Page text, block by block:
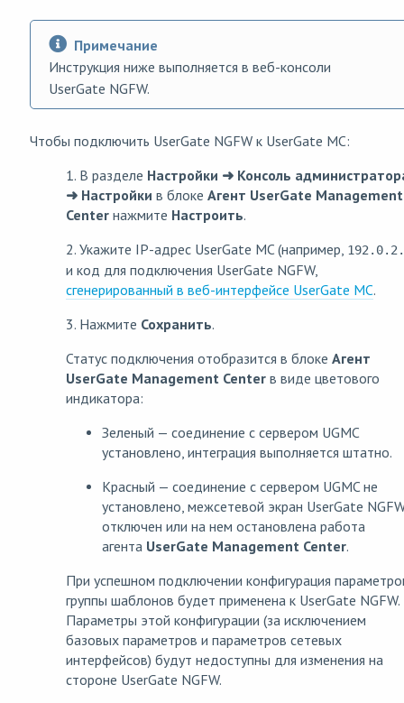
Примечание
Инструкция ниже выполняется в веб-консоли
UserGate NGFW.
Чтобы подключить UserGate NGFW к UserGate MC:
1. В разделе Настройки ➜ Консоль
➜ Настройки в блоке Агент UserGate Management
Center нажмите Настроить.
2. Укажите IP-адрес UserGate MC (например,
и код для подключения UserGate NGFW,
сгенерированный в веб-интерфейсе UserGate MC.
3. Нажмите Сохранить.
Статус подключения отобразится в блоке Агент
UserGate Management Center в виде цветового
индикатора:
Зеленый — соединение с сервером UGMC
установлено, интеграция выполняется штатно.
Красный — соединение с сервером UGMC не
установлено, межсетевой экран UserGate
отключен или на нем остановлена работа
агента UserGate Management Center.
При успешном подключении конфигурация
группы шаблонов будет применена к UserGate NGFW.
Параметры этой конфигурации (за исключением
базовых параметров и параметров сетевых
интерфейсов) будут недоступны для изменения на
стороне UserGate NGFW.